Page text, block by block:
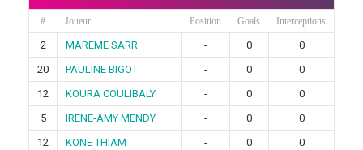
# Joueur Position Goals Interceptions
2 MAREME SARR - 0
0
20
PAULINE BIGOT - 0
0
12
KOURA COULIBALY - 0
0
5
IRENE-AMY MENDY - 0
0
12
KONE THIAM - 0
0